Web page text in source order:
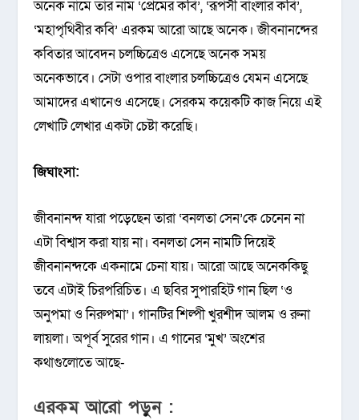
অনেক নামে তাঁর নাম ‘প্রেমের কবি’, ‘রূপসী বাংলার কবি’,
‘মহাপৃথিবীর কবি’ এরকম আরো আছে অনেক। জীবনানন্দের
কবিতার আবেদন চলচ্চিত্রেও এসেছে অনেক সময়
অনেকভাবে। সেটা ওপার বাংলার চলচ্চিত্রেও যেমন এসেছে
আমাদের এখানেও এসেছে। সেরকম কয়েকটি কাজ নিয়ে এই
লেখাটি লেখার একটা চেষ্টা করেছি।
জিঘাংসা:
জীবনানন্দ যারা পড়েছেন তারা ‘বনলতা সেন’কে চেনেন না
এটা বিশ্বাস করা যায় না। বনলতা সেন নামটি দিয়েই
জীবনানন্দকে একনামে চেনা যায়। আরো আছে অনেককিছু
তবে এটাই চিরপরিচিত। এ ছবির সুপারহিট গান ছিল ‘ও
অনুপমা ও নিরুপমা’। গানটির শিল্পী খুরশীদ আলম ও রুনা
লায়লা। অপূর্ব সুরের গান। এ গানের ‘মুখ’ অংশের
কথাগুলোতে আছে-
এরকম আরো পড়ুন :